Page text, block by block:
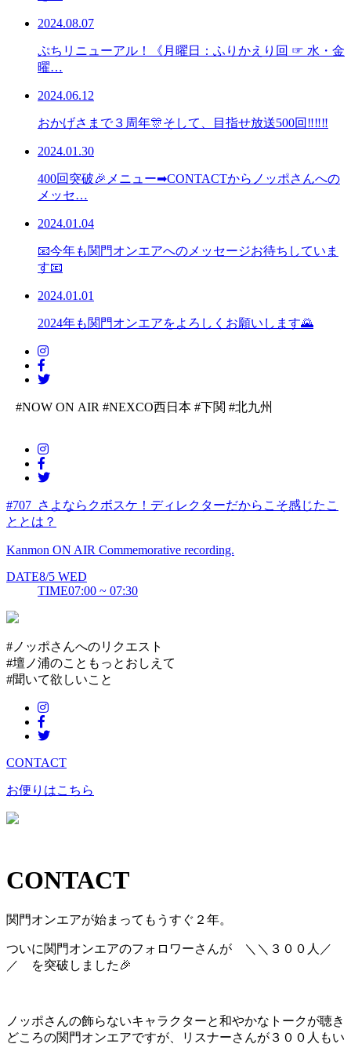
2024.08.07
ぷちリニューアル！《月曜日：ふりかえり回 ☞ 水・金
曜…
2024.06.12
おかげさまで３周年🎊そして、目指せ放送500回‼‼‼
2024.01.30
400回突破🎉メニュー➡CONTACTからノッポさんへの
メッセ…
2024.01.04
📧今年も関門オンエアへのメッセージお待ちしていま
す📧
2024.01.01
2024年も関門オンエアをよろしくお願いします🌄
#NOW ON AIR #NEXCO西日本 #下関 #北九州
#707_さよならクボスケ！ディレクターだからこそ感じたこ
ととは？
Kanmon ON AIR Commemorative recording.
DATE8/5 WED
TIME07:00 ~ 07:30
#ノッポさんへのリクエスト
#壇ノ浦のこともっとおしえて
#聞いて欲しいこと
CONTACT
お便りはこちら
CONTACT
関門オンエアが始まってもうすぐ２年。
ついに関門オンエアのフォロワーさんが ＼＼３００人／
／ を突破しました🎉
ノッポさんの飾らないキャラクターと和やかなトークが聴き
どころの関門オンエアですが、リスナーさんが３００人もい